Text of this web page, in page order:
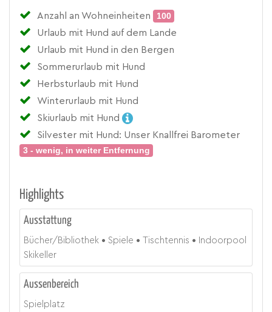
Anzahl an Wohneinheiten
100
Urlaub mit Hund auf dem Lande
Urlaub mit Hund in den Bergen
Sommerurlaub mit Hund
Herbsturlaub mit Hund
Winterurlaub mit Hund
Skiurlaub mit Hund
Silvester mit Hund: Unser Knallfrei Barometer
3 - wenig, in weiter Entfernung
Highlights
Ausstattung
Bücher/Bibliothek Spiele Tischtennis
Indoorpool
Skikeller
Aussenbereich
Spielplatz